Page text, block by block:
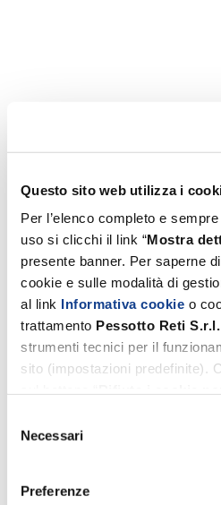
Questo sito web utilizza i
Per l’elenco completo e
uso si clicchi il link “Mostra
presente banner. Per saperne
cookie e sulle modalità di
al link Informativa cookie o
trattamento Pessotto Reti S.r.l.
strumenti tecnici per il
sito (impostazioni predefinite).
predefinite. Invece, i cookie di
(utilizzati dal Titolare suddetto
personalizzata nonché per
delNecessari
Preferenze